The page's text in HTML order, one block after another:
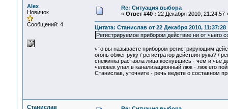
Alex
Новичок
Сообщений: 4
Re: Ситуация выбора
« Ответ #40 : 22 Декабря 2010, 21:24:57
Цитата: Станислав от 22 Декабря 2010, 11:37:28
Регистрируемое прибором действие ни от чьего
что вы называете прибором регистрирующим
огонь обжег руку / регистратор действия рука? /
снежинка растаяла лица коснувшись - чем и чье
человек упал в канализационный люк - люк его
Станислав, уточните - речь ведете о составном
Станислав